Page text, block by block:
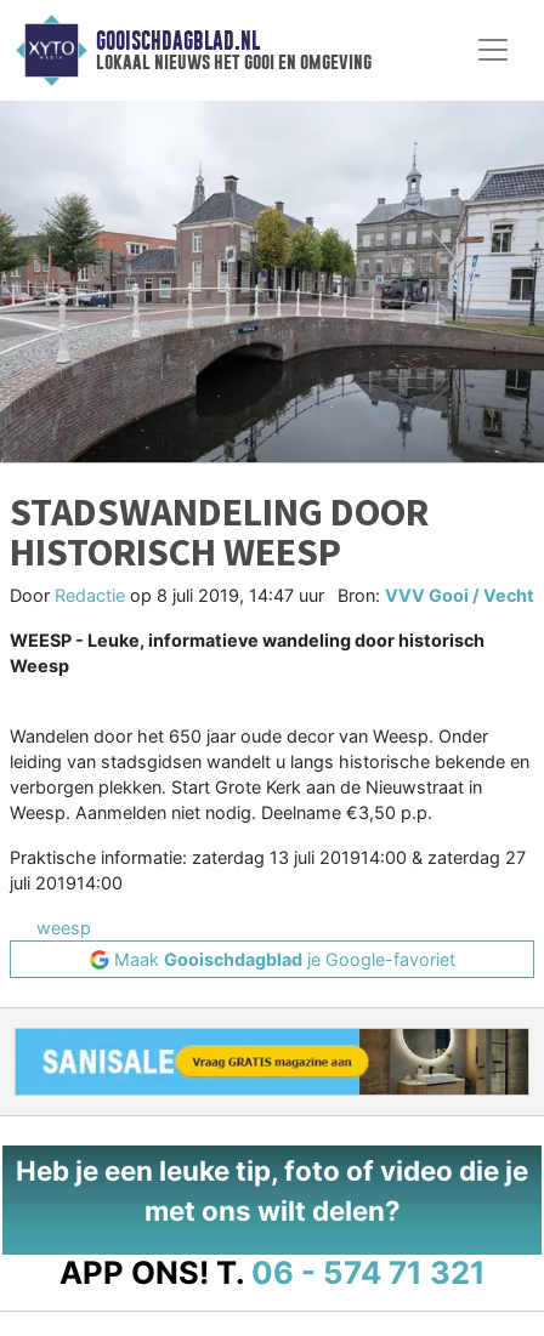
GOOISCHDAGBLAD.NL
lokaal nieuws het gooi en omgeving
STADSWANDELING DOOR
HISTORISCH WEESP
Door Redactie op 8 juli 2019, 14:47 uur Bron: VVV Gooi / Vecht
WEESP - Leuke, informatieve wandeling door historisch
Weesp
Wandelen door het 650 jaar oude decor van Weesp. Onder
leiding van stadsgidsen wandelt u langs historische bekende en
verborgen plekken. Start Grote Kerk aan de Nieuwstraat in
Weesp. Aanmelden niet nodig. Deelname €3,50 p.p.
Praktische informatie: zaterdag 13 juli 201914:00 & zaterdag 27
juli 201914:00
weesp
Maak Gooischdagbladje Google-favoriet
Heb je een leuke tip, foto of video die je
met ons wilt delen?
APP ONS! T. 06 - 574 71 321